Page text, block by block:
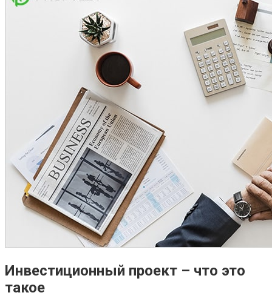
Инвестиционный проект – что это
такое